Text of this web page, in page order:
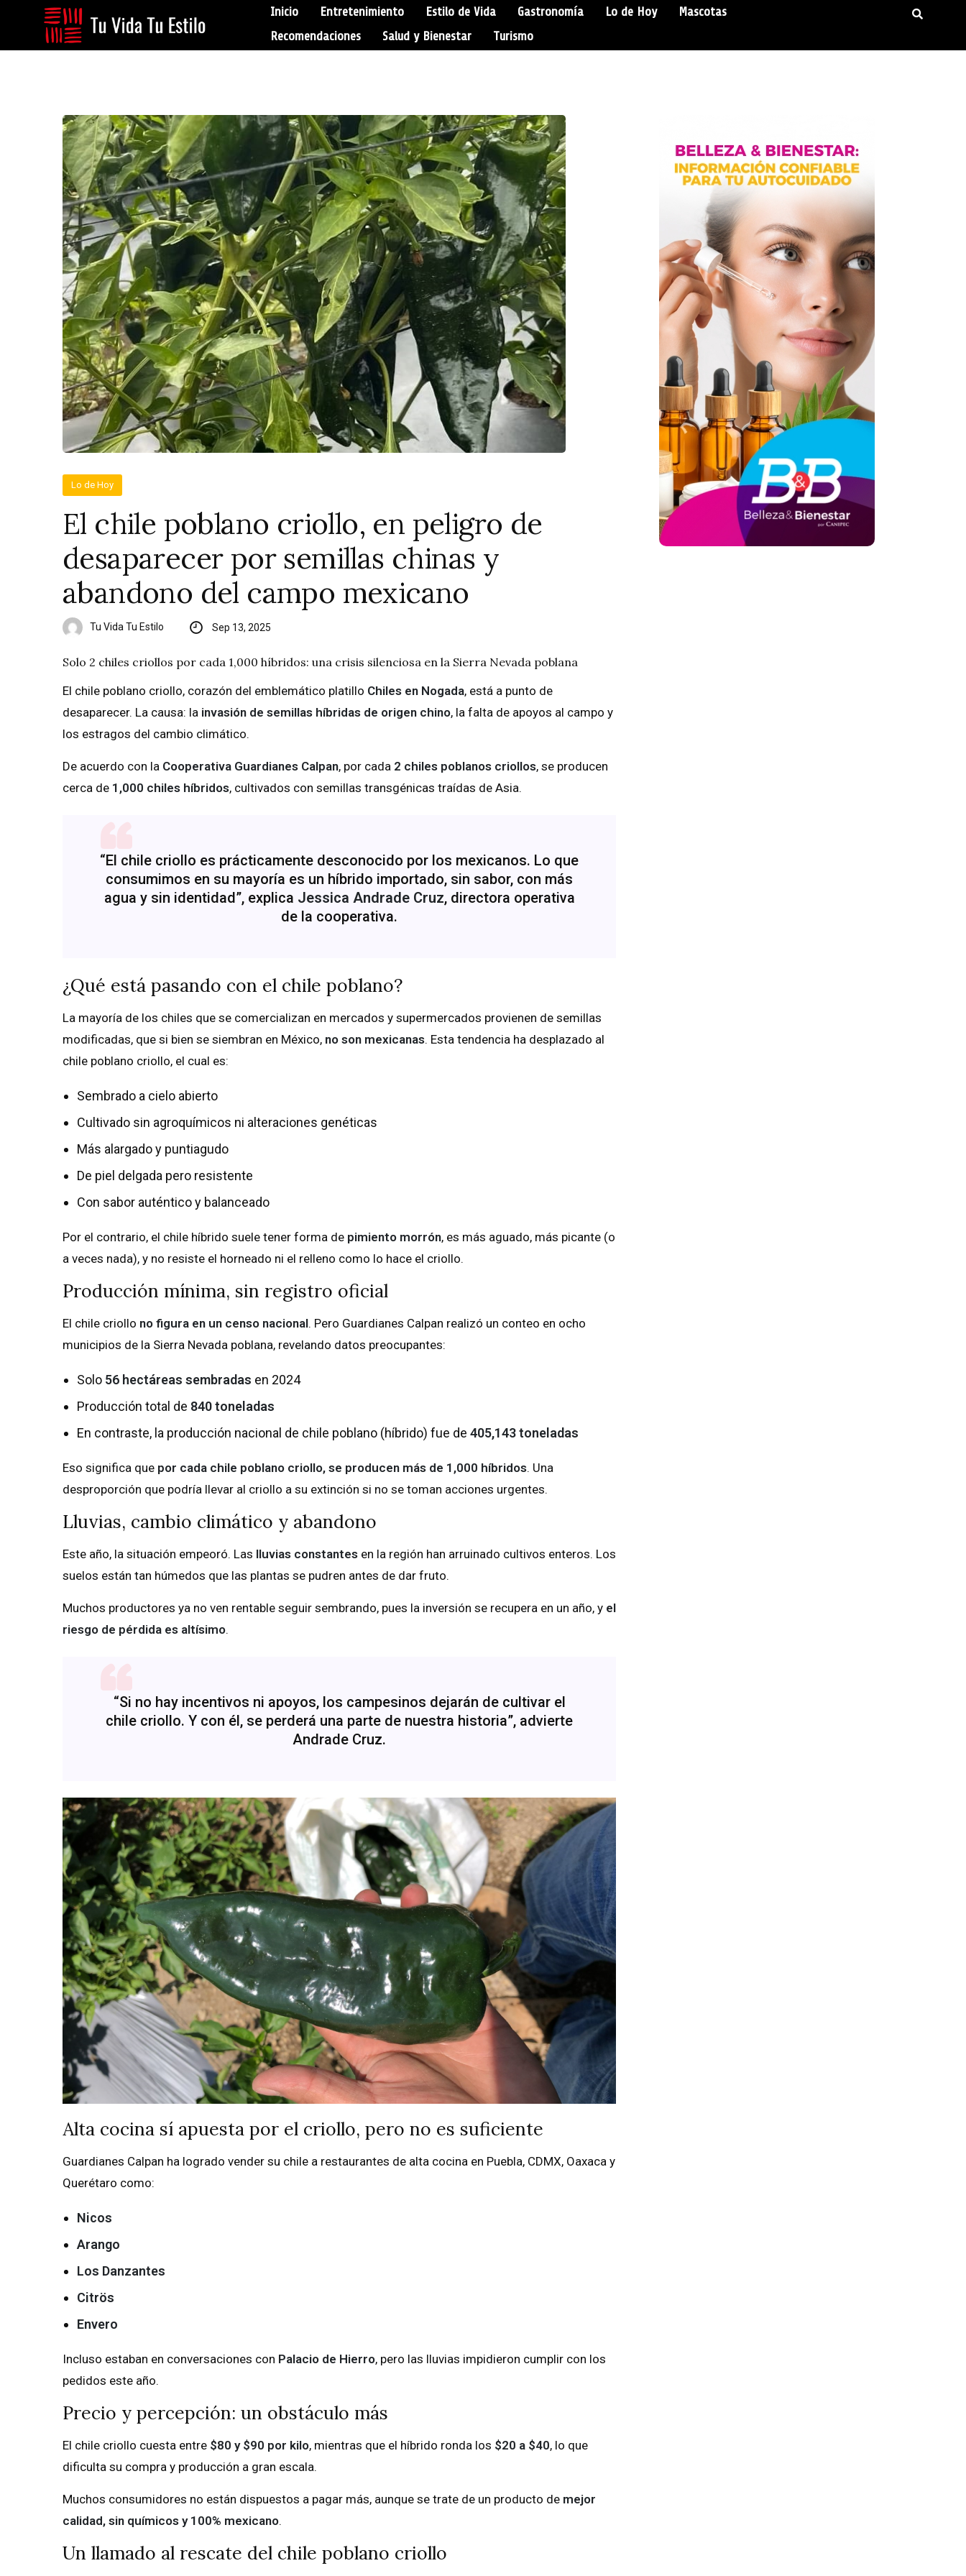
Inicio Entretenimiento Estilo de Vida Gastronomía Lo de Hoy
Mascotas
Recomendaciones
Salud y Bienestar Turismo
Lo de Hoy
El chile poblano criollo, en peligro de
desaparecer por semillas chinas y
abandono del campo mexicano
Tu Vida Tu Estilo Sep 13, 2025
Solo 2 chiles criollos por cada 1,000 híbridos: una crisis silenciosa en la Sierra Nevada poblana
El chile poblano criollo, corazón del emblemático platillo Chiles en Nogada, está a punto de
desaparecer. La causa: la invasión de semillas híbridas de origen chino, la falta de apoyos al campo y
los estragos del cambio climático.
De acuerdo con la Cooperativa Guardianes Calpan, por cada 2 chiles poblanos criollos, se producen
cerca de 1,000 chiles híbridos, cultivados con semillas transgénicas traídas de Asia.
“El chile criollo es prácticamente desconocido por los mexicanos. Lo que
consumimos en su mayoría es un híbrido importado, sin sabor, con más
agua y sin identidad”, explica Jessica Andrade Cruz, directora operativa
de la cooperativa.
¿Qué está pasando con el chile poblano?
La mayoría de los chiles que se comercializan en mercados y supermercados provienen de semillas
modificadas, que si bien se siembran en México, no son mexicanas. Esta tendencia ha desplazado al
chile poblano criollo, el cual es:
Sembrado a cielo abierto
Cultivado sin agroquímicos ni alteraciones genéticas
Más alargado y puntiagudo
De piel delgada pero resistente
Con sabor auténtico y balanceado
Por el contrario, el chile híbrido suele tener forma de pimiento morrón, es más aguado, más picante (o
a veces nada), y no resiste el horneado ni el relleno como lo hace el criollo.
Producción mínima, sin registro oficial
El chile criollo no figura en un censo nacional. Pero Guardianes Calpan realizó un conteo en ocho
municipios de la Sierra Nevada poblana, revelando datos preocupantes:
Solo 56 hectáreas sembradas en 2024
Producción total de 840 toneladas
En contraste, la producción nacional de chile poblano (híbrido) fue de 405,143 toneladas
Eso significa que por cada chile poblano criollo, se producen más de 1,000 híbridos. Una
desproporción que podría llevar al criollo a su extinción si no se toman acciones urgentes.
Lluvias, cambio climático y abandono
Este año, la situación empeoró. Las lluvias constantes en la región han arruinado cultivos enteros. Los
suelos están tan húmedos que las plantas se pudren antes de dar fruto.
Muchos productores ya no ven rentable seguir sembrando, pues la inversión se recupera en un año, y el
riesgo de pérdida es altísimo.
“Si no hay incentivos ni apoyos, los campesinos dejarán de cultivar el
chile criollo. Y con él, se perderá una parte de nuestra historia”, advierte
Andrade Cruz.
Alta cocina sí apuesta por el criollo, pero no es suficiente
Guardianes Calpan ha logrado vender su chile a restaurantes de alta cocina en Puebla, CDMX, Oaxaca y
Querétaro como:
Nicos
Arango
Los Danzantes
Citrös
Envero
Incluso estaban en conversaciones con Palacio de Hierro, pero las lluvias impidieron cumplir con los
pedidos este año.
Precio y percepción: un obstáculo más
El chile criollo cuesta entre $80 y $90 por kilo, mientras que el híbrido ronda los $20 a $40, lo que
dificulta su compra y producción a gran escala.
Muchos consumidores no están dispuestos a pagar más, aunque se trate de un producto de mejor
calidad, sin químicos y 100% mexicano.
Un llamado al rescate del chile poblano criollo